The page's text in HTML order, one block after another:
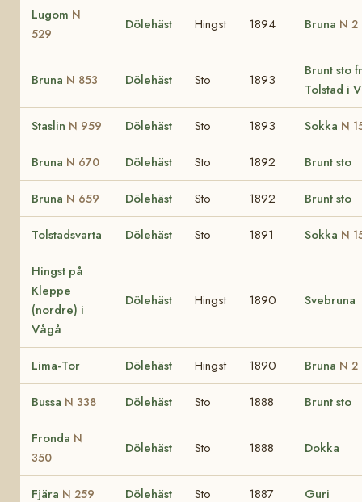
Lugom N
529
Dölehäst Hingst 1894 Bruna N 2
Bruna N 853 Dölehäst Sto 1893
Brunt sto
Tolstad i
Staslin N 959 Dölehäst Sto 1893 Sokka N
Bruna N 670 Dölehäst Sto 1892 Brunt sto
Bruna N 659 Dölehäst Sto 1892 Brunt sto
Tolstadsvarta Dölehäst Sto 1891 Sokka N
Hingst på
Kleppe
(nordre) i
Vågå
Dölehäst Hingst 1890 Svebruna
Lima-Tor Dölehäst Hingst 1890 Bruna N 2
Bussa N 338 Dölehäst Sto 1888 Brunt sto
Fronda N
350
Dölehäst Sto 1888 Dokka
Fjära N 259 Dölehäst Sto 1887 Guri